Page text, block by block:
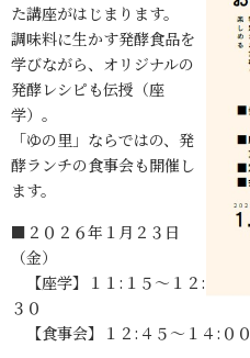
た講座がはじまります。
調味料に生かす発酵食品を
学びながら、オリジナルの
発酵レシピも伝授（座
学）。
「ゆの里」ならではの、発
酵ランチの食事会も開催し
ます。
■２０２６年１月２３日
（金）
【座学】１１:１５～１２:
３０
【食事会】１２:４５～１４:００